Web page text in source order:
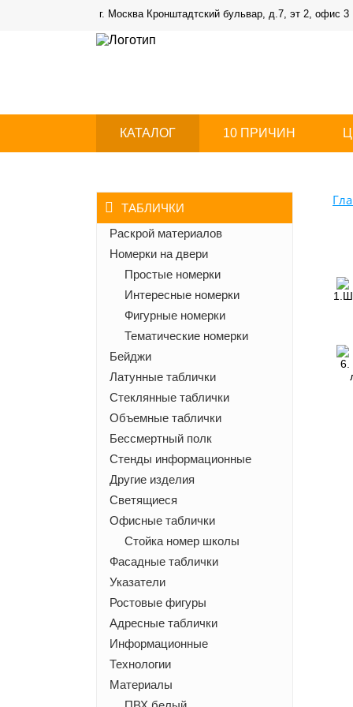
г. Москва Кронштадтский бульвар, д.7, эт 2, офис 3
КАТАЛОГ 10 ПРИЧИН
ТАБЛИЧКИ
Раскрой материалов
Номерки на двери
Простые номерки
Интересные номерки
Фигурные номерки
Тематические номерки
Бейджи
Латунные таблички
Стеклянные таблички
Объемные таблички
Бессмертный полк
Стенды информационные
Другие изделия
Светящиеся
Офисные таблички
Стойка номер школы
Фасадные таблички
Указатели
Ростовые фигуры
Адресные таблички
Информационные
Технологии
Материалы
6.